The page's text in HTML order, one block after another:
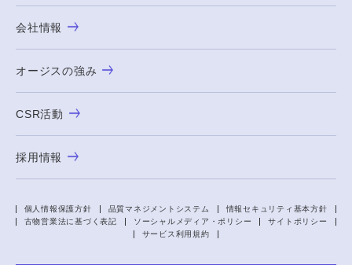
会社情報
オージスの強み
CSR活動
採用情報
個人情報保護方針 品質マネジメントシステム
情報セキュリティ基本方針
古物営業法に基づく表記
ソーシャルメディア・ポリシー
サイトポリシー
サービス利用規約